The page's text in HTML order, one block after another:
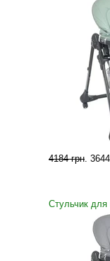
4184 грн.
Стульчик